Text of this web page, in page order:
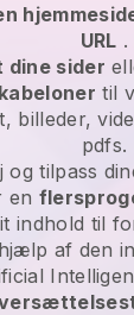
URL .
dine sider
til
billeder,
pdfs.
og tilpass
en
indhold til
af den